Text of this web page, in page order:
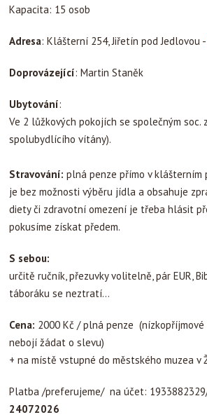
Kapacita: 15 osob
Adresa: Klášterní 254, Jiřetín pod Jedlovou -
Doprovázející: Martin Staněk
Ubytování:
Ve 2 lůžkových pokojích se společným soc.
spolubydlícího vítány).
Stravování: plná penze přímo v klášterním
je bez možnosti výběru jídla a obsahuje
diety či zdravotní omezení je třeba hlásit
pokusíme získat předem.
S sebou:
určitě ručník, přezuvky volitelně, pár EUR,
táboráku se neztratí...
Cena: 2000 Kč / plná penze (nízkopříjmové
nebojí žádat o slevu)
+ na místě vstupné do městského muzea v
Platba /preferujeme/ na účet:
24072026